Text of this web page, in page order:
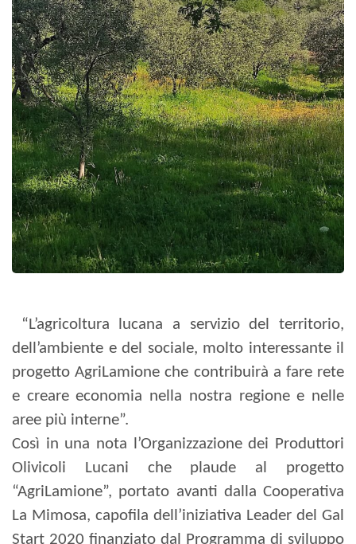
“L’agricoltura lucana a servizio del territorio,
dell’ambiente e del sociale, molto interessante il
progetto AgriLamione che contribuirà a fare rete
e creare economia nella nostra regione e nelle
aree più interne”.
Così in una nota l’Organizzazione dei Produttori
Olivicoli Lucani che plaude al progetto
“AgriLamione”, portato avanti dalla Cooperativa
La Mimosa, capofila dell’iniziativa Leader del Gal
Start 2020 finanziato dal Programma di sviluppo